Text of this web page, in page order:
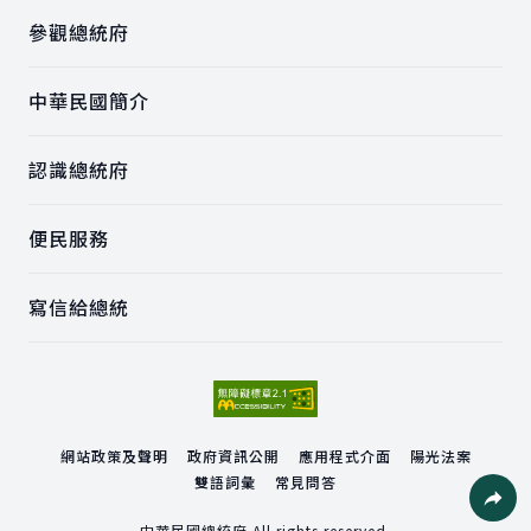
參觀總統府
中華民國簡介
認識總統府
便民服務
寫信給總統
網站政策及聲明 政府資訊公開 應用程式介面
陽光法案
雙語詞彙
常見問答